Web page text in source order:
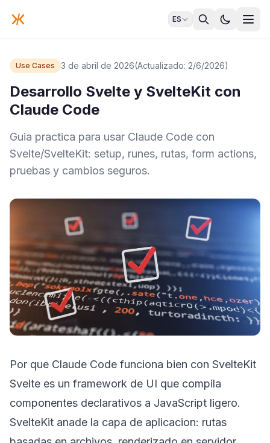
ES
Use Cases 3 de abril de 2026(Actualizado: 2/6/2026)
Desarrollo Svelte y SvelteKit con
Claude Code
Guia practica para usar Claude Code con
Svelte/SvelteKit: setup, runes, rutas, form actions,
pruebas y cambios seguros.
Por que Claude Code funciona bien con SvelteKit
Svelte es un framework de UI que compila
componentes declarativos a JavaScript ligero.
SvelteKit anade la capa de aplicacion: rutas